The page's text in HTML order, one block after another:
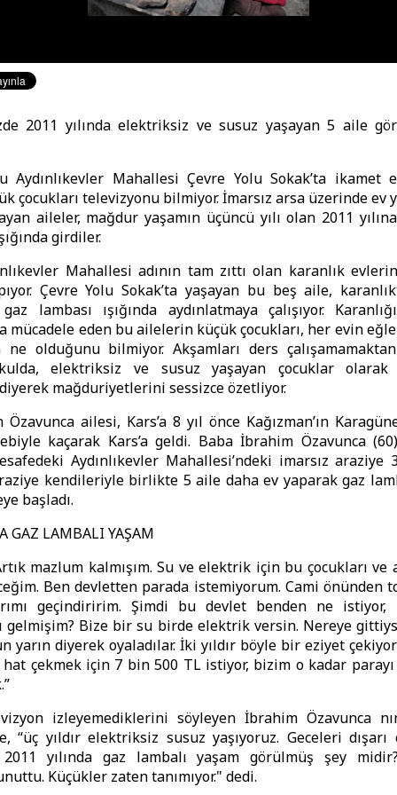
2011 yılında elektriksiz ve susuz yaşayan 5 aile
Aydınlıkevler Mahallesi Çevre Yolu Sokak’ta ikamet
çocukları televizyonu bilmiyor. İmarsız arsa üzerinde ev
aileler, mağdur yaşamın üçüncü yılı olan 2011
girdiler.
Mahallesi adının tam zıttı olan karanlık
Çevre Yolu Sokak’ta yaşayan bu beş aile,
lambası ışığında aydınlatmaya çalışıyor.
mücadele eden bu ailelerin küçük çocukları, her evin
ne olduğunu bilmiyor. Akşamları ders
elektriksiz ve susuz yaşayan çocuklar olarak
mağduriyetlerini sessizce özetliyor.
ailesi, Kars’a 8 yıl önce Kağızman’ın
kaçarak Kars’a geldi. Baba İbrahim Özavunca
Aydınlıkevler Mahallesi’ndeki imarsız araziye
kendileriyle birlikte 5 aile daha ev yaparak gaz
başladı.
GAZ LAMBALI YAŞAM
mazlum kalmışım. Su ve elektrik için bu çocukları
Ben devletten parada istemiyorum. Cami önünden
geçindiririm. Şimdi bu devlet benden ne istiyor,
gelmişim? Bize bir su birde elektrik versin. Nereye
yarın diyerek oyaladılar. İki yıldır böyle bir eziyet
çekmek için 7 bin 500 TL istiyor, bizim o kadar parayı
izleyemediklerini söyleyen İbrahim Özavunca
“üç yıldır elektriksiz susuz yaşıyoruz. Geceleri dışarı
yılında gaz lambalı yaşam görülmüş şey
Küçükler zaten tanımıyor." dedi.